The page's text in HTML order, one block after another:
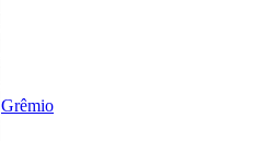
Grêmio